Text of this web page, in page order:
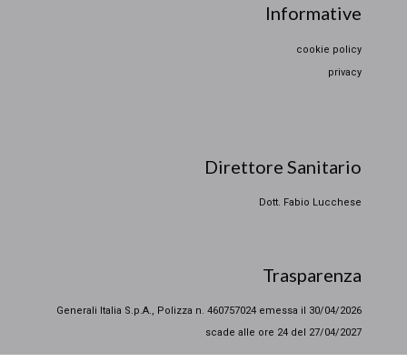
Informative
cookie policy
privacy
Direttore Sanitario
Dott. Fabio Lucchese
Trasparenza
Generali Italia S.p.A., Polizza n. 460757024 emessa il 30/04/2026
scade alle ore 24 del 27/04/2027